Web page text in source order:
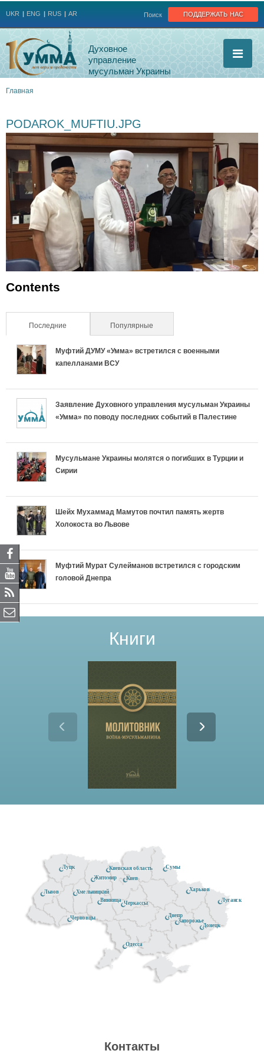
поддержать нас
Поиск
UKR ENG RUS AR
Духовное
управление
мусульман Украины
здесь
Главная
PODAROK_MUFTIU.JPG
Contents
Последние (активная вкладка)Популярные
Муфтий ДУМУ «Умма» встретился с военными
капелланами ВСУ
Заявление Духовного управления мусульман Украины
«Умма» по поводу последних событий в Палестине
Мусульмане Украины молятся о погибших в Турции и
Сирии
Шейх Мухаммад Мамутов почтил память жертв
Холокоста во Львове
Муфтий Мурат Сулейманов встретился с городским
головой Днепра
Книги
Черкассы
Черновцы
Сумы
Луганск
Одесса
Донецк
Киев
Днепр
Киевская область
Запорожье
Житомир
Винница
Хмельницкий
Луцк
Львов Харьков
Контакты